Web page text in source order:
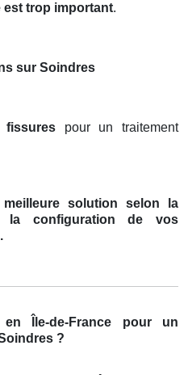
est trop important.
sur Soindres
fissures pour un traitement
solution selon la
configuration de vos
Île-de-France pour un
?